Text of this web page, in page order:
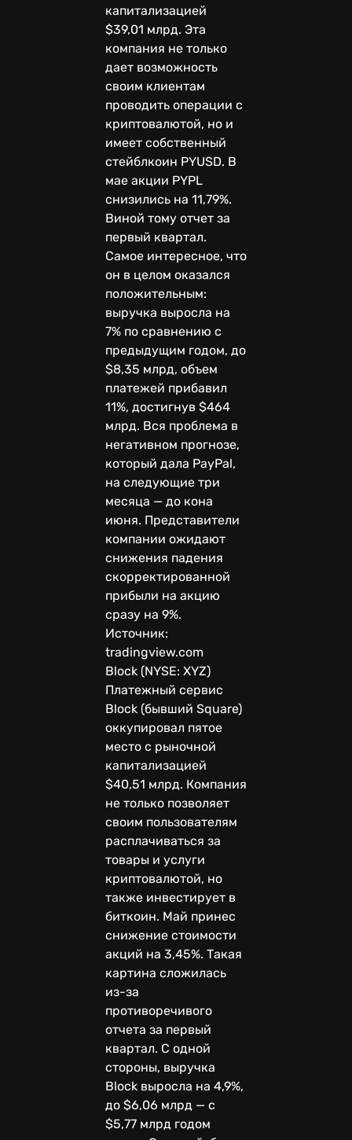
капитализацией
$39,01 млрд. Эта
компания не только
дает возможность
своим клиентам
проводить операции с
криптовалютой, но и
имеет собственный
стейблкоин PYUSD. В
мае акции PYPL
снизились на 11,79%.
Виной тому отчет за
первый квартал.
Самое интересное, что
он в целом оказался
положительным:
выручка выросла на
7% по сравнению с
предыдущим годом, до
$8,35 млрд, объем
платежей прибавил
11%, достигнув $464
млрд. Вся проблема в
негативном прогнозе,
который дала PayPal,
на следующие три
месяца — до кона
июня. Представители
компании ожидают
снижения падения
скорректированной
прибыли на акцию
сразу на 9%.
Источник:
tradingview.com
Block (NYSE: XYZ)
Платежный сервис
Block (бывший Square)
оккупировал пятое
место с рыночной
капитализацией
$40,51 млрд. Компания
не только позволяет
своим пользователям
расплачиваться за
товары и услуги
криптовалютой, но
также инвестирует в
биткоин. Май принес
снижение стоимости
акций на 3,45%. Такая
картина сложилась
из-за
противоречивого
отчета за первый
квартал. С одной
стороны, выручка
Block выросла на 4,9%,
до $6,06 млрд — с
$5,77 млрд годом